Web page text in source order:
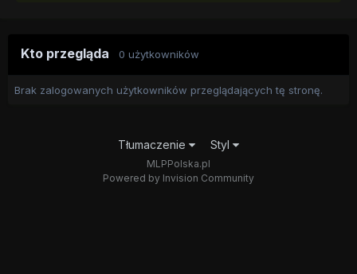
Kto przegląda 0 użytkowników
Brak zalogowanych użytkowników przeglądających tę stronę.
Tłumaczenie Styl
MLPPolska.pl
Powered by Invision Community